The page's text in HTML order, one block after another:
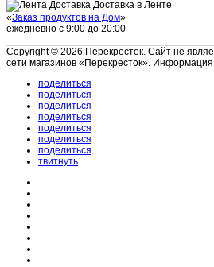
Доставка в Ленте
«Заказ продуктов на Дом»
ежедневно с 9:00 до 20:00
Copyright © 2026 Перекресток. Сайт не
сети магазинов «Перекресток».
поделиться
поделиться
поделиться
поделиться
поделиться
поделиться
поделиться
твитнуть